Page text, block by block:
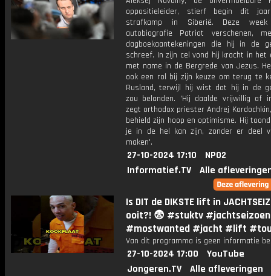
oppositieleider, stierf begin dit
strafkamp in Siberië. Deze
autobiografie Patriot verschenen,
dagboekaantekeningen die hij in de
schreef. In zijn cel vond hij kracht in het
met name in de Bergrede van Jezus.
ook een rol bij zijn keuze om terug te
Rusland, terwijl hij wist dat hij in de
zou belanden. 'Hij daalde vrijwillig af
zegt orthodox priester Andrej
behield zijn hoop en optimisme. Hij
je in de hel kan zijn, zonder er deel
maken'.
27-10-2024 17:10
NPO2
Informatief.TV
Alle
Is DIT de DIKSTE lift in
ooit?! 😨 #stuktv #jachtseizoen
#mostwanted #jacht #lift
Van dit programma is geen informatie
27-10-2024 17:00
YouTube
Jongeren.TV
Alle afleveringen